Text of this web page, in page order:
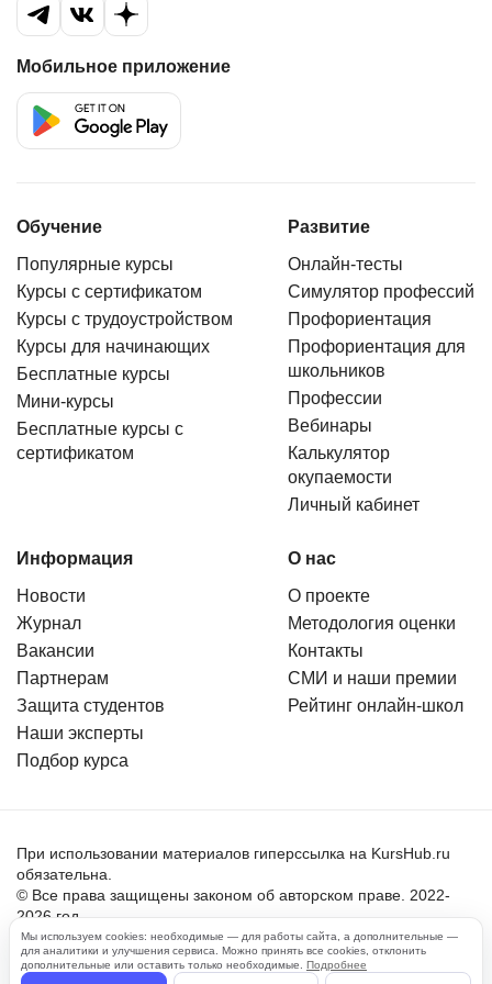
онлайн-сервисам, но тут все действительно на
уровне - stable connection, удобный интерфейс,
хороший звук. Perfect match для тех, кто хочет
улучшить свой технический и бизнес-английский.
Планирую продолжать обучение, потому что
вижу реальный progress в общении с
Мобильное приложение
Обучение
Популярные курсы
Курсы с сертификатом
Курсы с трудоустройством
Курсы для начинающих
Бесплатные курсы
Мини-курсы
Бесплатные курсы с
сертификатом
Развитие
Онлайн-тесты
Симулятор профессий
Профориентация
Профориентация для
школьников
Профессии
Вебинары
Калькулятор
окупаемости
Личный кабинет
Информация
Новости
Журнал
Вакансии
Партнерам
Защита студентов
Наши эксперты
Подбор курса
О нас
О проекте
Методология оценки
Контакты
СМИ и наши премии
Рейтинг онлайн-школ
При использовании материалов гиперссылка на KursHub.ru
обязательна.
© Все права защищены законом об авторском праве. 2022-
2026 год.
Пользовательское соглашение
Мы используем cookies: необходимые — для работы сайта, а дополнительные —
для аналитики и улучшения сервиса. Можно принять все cookies, отклонить
дополнительные или оставить только необходимые. Подробнее